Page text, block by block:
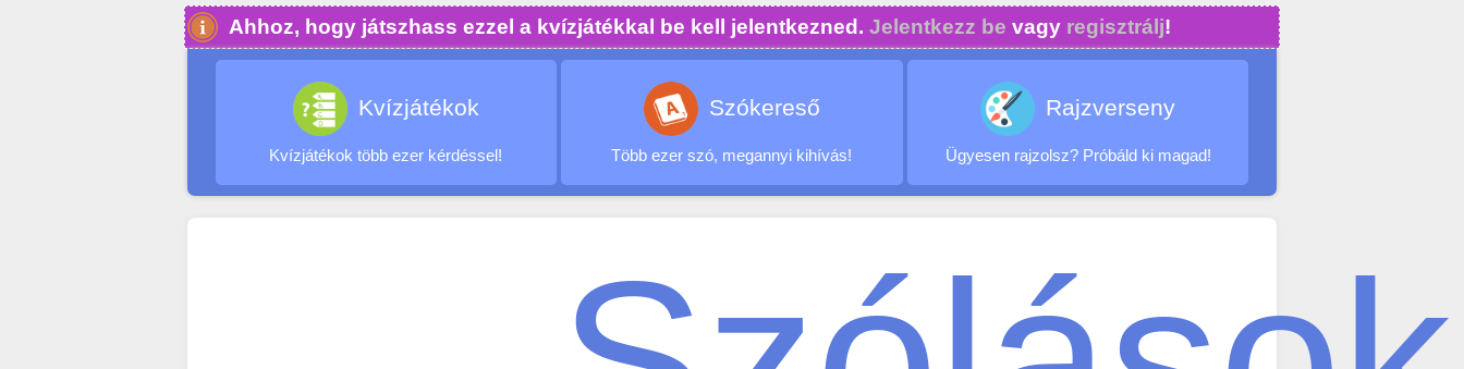
Ahhoz, hogy játszhass ezzel a kvízjátékkal be kell jelentkezned. Jelentkezz be vagy regisztrálj!
Kvízjátékok
Kvízjátékok több ezer kérdéssel!
Szókereső
Több ezer szó, megannyi kihívás!
Rajzverseny
Ügyesen rajzolsz? Próbáld ki magad!